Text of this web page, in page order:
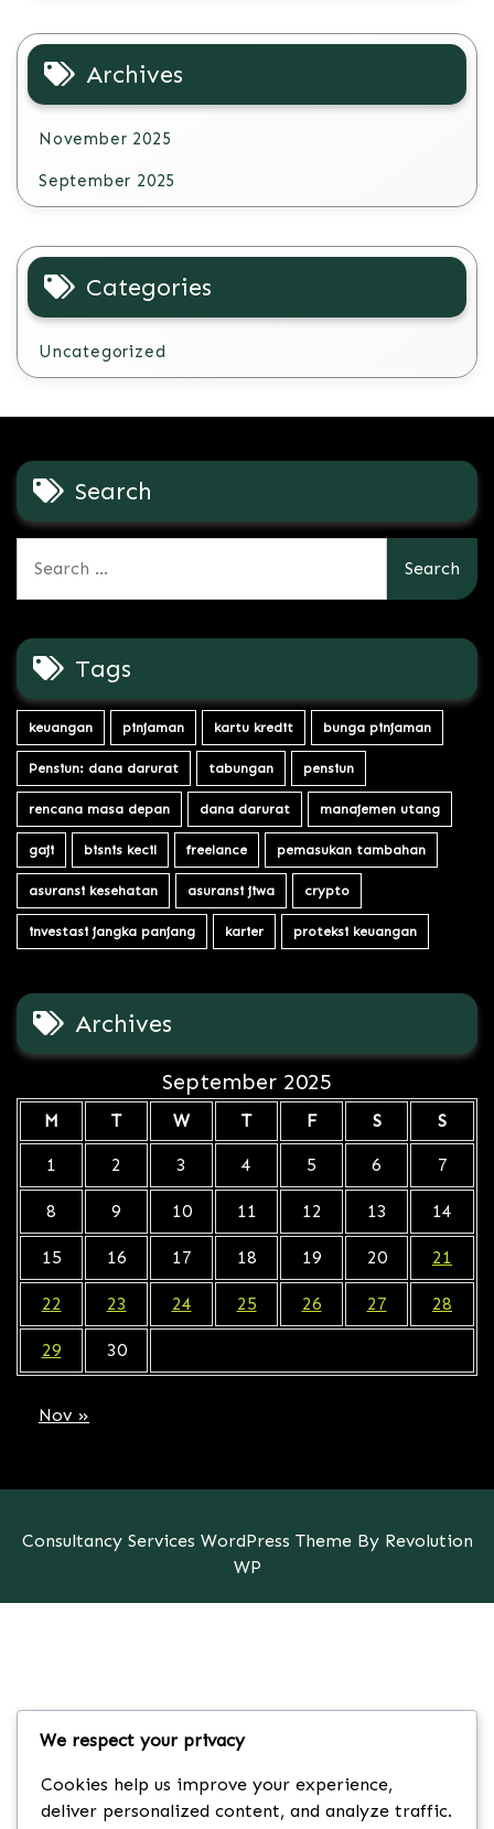
Archives
November 2025
September 2025
Categories
Uncategorized
Search
for:
Tags
keuangan pinjaman kartu kredit bunga pinjaman
Pensiun: dana darurat tabungan pensiun
rencana masa depan dana darurat manajemen utang
gaji bisnis kecil freelance pemasukan tambahan
asuransi kesehatan asuransi jiwa crypto
investasi jangka panjang karier proteksi keuangan
Archives
September 2025
M T W T F S S
1 2 3 4 5 6 7
8 9 10 11 12 13 14
15 16 17 18 19 20 21
22 23 24 25 26 27 28
29 30
Nov »
Consultancy Services WordPress Theme By Revolution
WP
We respect your privacy
Cookies help us improve your experience,
deliver personalized content, and analyze traffic.